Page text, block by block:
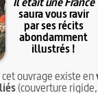
saura vous ravir
par ses récits
abondamment
illustrés !
cet ouvrage existe en
(couverture